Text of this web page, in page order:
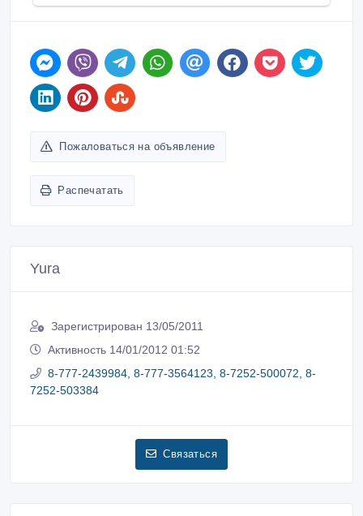
Пожаловаться на объявление
Распечатать
Yura
Зарегистрирован 13/05/2011
Активность 14/01/2012 01:52
8-777-2439984, 8-777-3564123, 8-7252-500072, 8-
7252-503384
Связаться